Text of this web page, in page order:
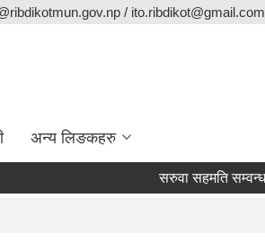
/ ito.ribdikot@gmail.com
अन्य लिङकहरु
सरुवा सहमति सम्वन्धमा